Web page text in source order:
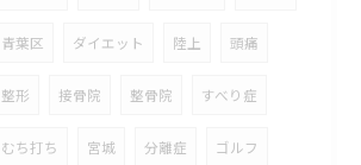
青葉区 ダイエット 陸上 頭痛
整形 接骨院 整骨院 すべり症
むち打ち 宮城 分離症 ゴルフ